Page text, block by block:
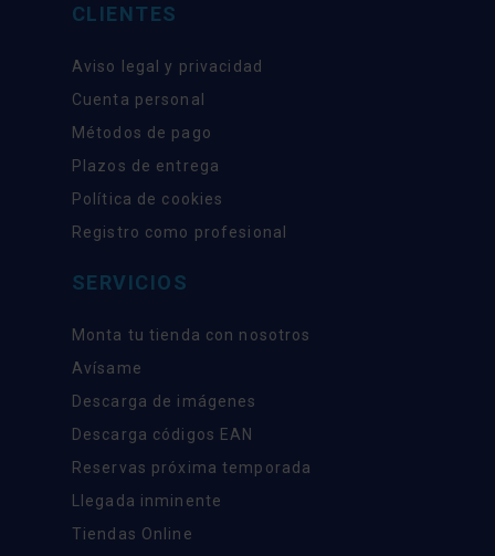
CLIENTES
Aviso legal y privacidad
Cuenta personal
Métodos de pago
Plazos de entrega
Política de cookies
Registro como profesional
SERVICIOS
Monta tu tienda con nosotros
Avísame
Descarga de imágenes
Descarga códigos EAN
Reservas próxima temporada
Llegada inminente
Tiendas Online